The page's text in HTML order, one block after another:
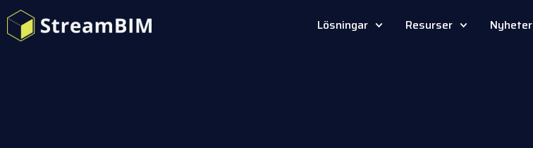
Lösningar Resurser Nyheter